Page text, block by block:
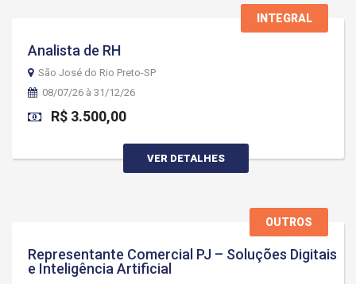
INTEGRAL
Analista de RH
São José do Rio Preto-SP
08/07/26 à 31/12/26
R$ 3.500,00
VER DETALHES
OUTROS
Representante Comercial PJ – Soluções Digitais
e Inteligência Artificial